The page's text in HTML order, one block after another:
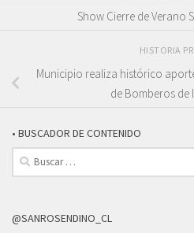
Show Cierre de Verano
HISTORIA
Municipio realiza histórico
de Bomberos de
• BUSCADOR DE CONTENIDO
Buscar:
@SANROSENDINO_CL